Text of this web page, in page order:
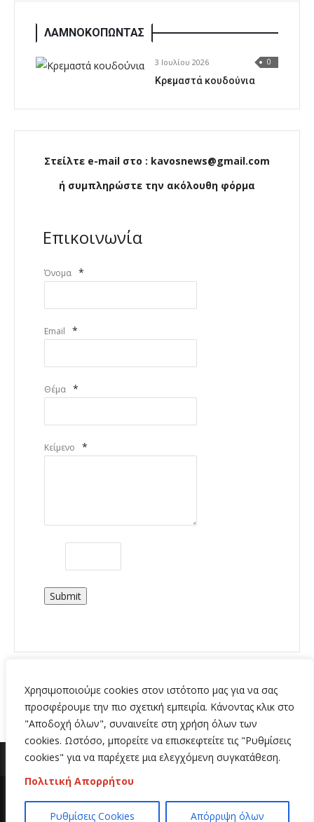
Χρησιμοποιούμε cookies στον ιστότοπο μας για να σας
προσφέρουμε την πιο σχετική εμπειρία. Κάνοντας κλικ στο
"Αποδοχή όλων", συναινείτε στη χρήση όλων των
cookies. Ωστόσο, μπορείτε να επισκεφτείτε τις "Ρυθμίσεις
cookies" για να παρέχετε μια ελεγχόμενη συγκατάθεση.
Πολιτική Απορρήτου
Ρυθμίσεις Cookies Απόρριψη όλων
ΛΑΜΝΟΚΟΠΩΝΤΑΣ
3 Ιουλίου 2026 0
Κρεμαστά κουδούνια
Στείλτε e-mail στο : kavosnews@gmail.com
ή συμπληρώστε την ακόλουθη φόρμα
Επικοινωνία
Όνομα *
Email *
Θέμα *
Κείμενο *
Submit
Copyright 2020 | All Rights Reserved | Κατασκευή